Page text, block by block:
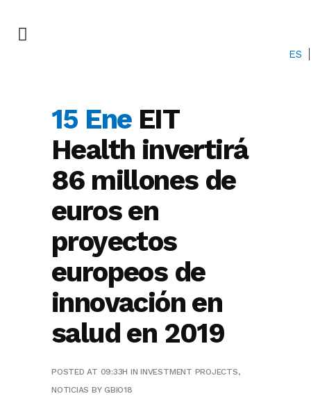
ES
15 EneEIT
Health invertirá
86 millones de
euros en
proyectos
europeos de
innovación en
salud en 2019
POSTED AT 09:33H ININVESTMENT PROJECTS,
NOTICIAS BYGBIO18